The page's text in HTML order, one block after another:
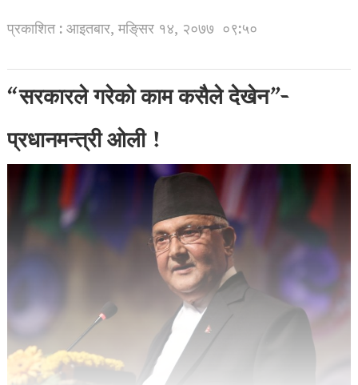
प्रकाशित : आइतबार, मङि्सर १४, २०७७ ०९:५०
“सरकारले गरेको काम कसैले देखेन”-
प्रधानमन्त्री ओली !